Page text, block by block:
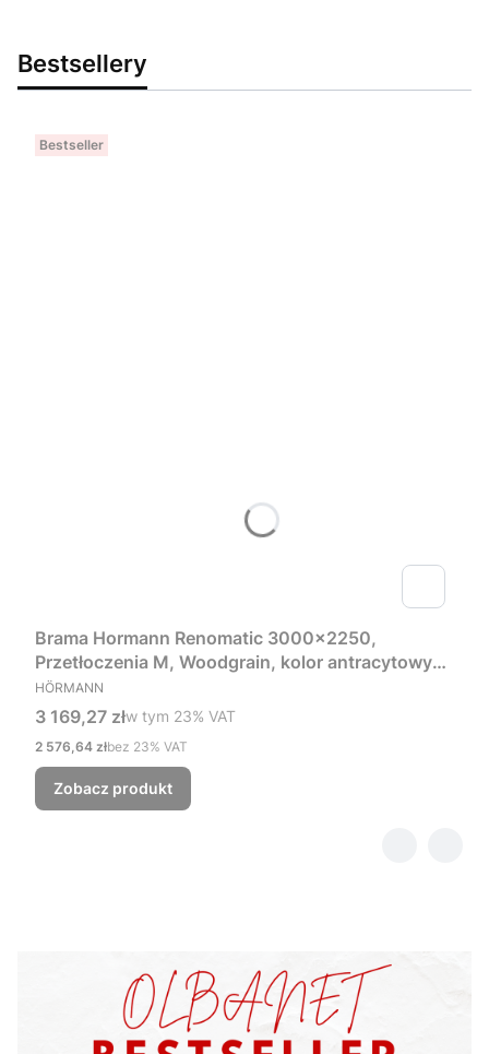
Bestsellery
Bestseller
Brama Hormann Renomatic 3000x2250,
Przetłoczenia M, Woodgrain, kolor antracytowy
RAL 7016 + Prowadzenie Z
PRODUCENT
HÖRMANN
Cena brutto
3 169,27 złw tym %s VAT
w tym 23% VAT
Cena netto
2 576,64 złbez 23% VAT
Zobacz produkt